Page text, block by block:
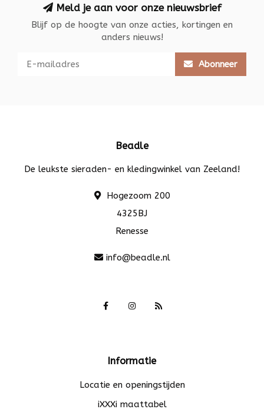
Meld je aan voor onze nieuwsbrief
Blijf op de hoogte van onze acties, kortingen en
anders nieuws!
Abonneer
Beadle
De leukste sieraden- en kledingwinkel van Zeeland!
Hogezoom 200
4325BJ
Renesse
info@beadle.nl
Informatie
Locatie en openingstijden
iXXXi maattabel